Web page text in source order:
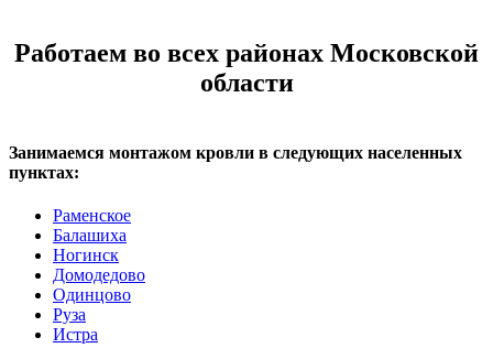
Работаем во всех районах Московской
области
Занимаемся монтажом кровли в следующих населенных
пунктах:
Раменское
Балашиха
Ногинск
Домодедово
Одинцово
Руза
Истра